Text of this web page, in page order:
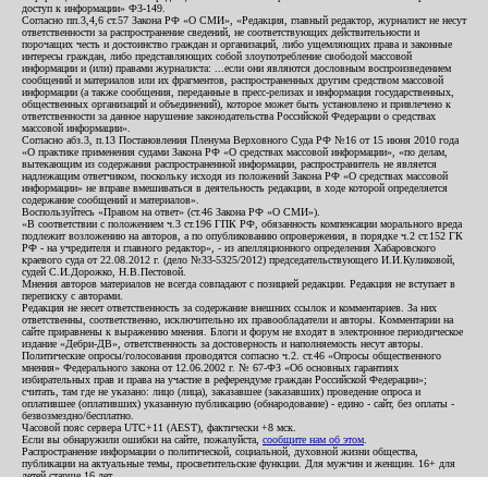
доступ к информации» ФЗ-149.
Согласно пп.3,4,6 ст.57 Закона РФ «О СМИ», «Редакция, главный редактор, журналист не несут
ответственности за распространение сведений, не соответствующих действительности и
порочащих честь и достоинство граждан и организаций, либо ущемляющих права и законные
интересы граждан, либо представляющих собой злоупотребление свободой массовой
информации и (или) правами журналиста: ...если они являются дословным воспроизведением
сообщений и материалов или их фрагментов, распространенных другим средством массовой
информации (а также сообщения, переданные в пресс-релизах и информация государственных,
общественных организаций и объединений), которое может быть установлено и привлечено к
ответственности за данное нарушение законодательства Российской Федерации о средствах
массовой информации».
Согласно абз.3, п.13 Постановления Пленума Верховного Суда РФ №16 от 15 июня 2010 года
«О практике применения судами Закона РФ «О средствах массовой информации», «по делам,
вытекающим из содержания распространенной информации, распространитель не является
надлежащим ответчиком, поскольку исходя из положений Закона РФ «О средствах массовой
информации» не вправе вмешиваться в деятельность редакции, в ходе которой определяется
содержание сообщений и материалов».
Воспользуйтесь «Правом на ответ» (ст.46 Закона РФ «О СМИ»).
«В соответствии с положением ч.3 ст.196 ГПК РФ, обязанность компенсации морального вреда
подлежит возложению на авторов, а по опубликованию опровержения, в порядке ч.2 ст.152 ГК
РФ - на учредителя и главного редактор», - из апелляционного определения Хабаровского
краевого суда от 22.08.2012 г. (дело №33-5325/2012) председательствующего И.И.Куликовой,
судей С.И.Дорожко, Н.В.Пестовой.
Мнения авторов материалов не всегда совпадают с позицией редакции. Редакция не вступает в
переписку с авторами.
Редакция не несет ответственность за содержание внешних ссылок и комментариев. За них
ответственны, соответственно, исключительно их правообладатели и авторы. Комментарии на
сайте приравнены к выражению мнения. Блоги и форум не входят в электронное периодическое
издание «Дебри-ДВ», ответственность за достоверность и наполняемость несут авторы.
Политические опросы/голосования проводятся согласно ч.2. ст.46 «Опросы общественного
мнения» Федерального закона от 12.06.2002 г. № 67-ФЗ «Об основных гарантиях
избирательных прав и права на участие в референдуме граждан Российской Федерации»;
считать, там где не указано: лицо (лица), заказавшее (заказавших) проведение опроса и
оплатившее (оплативших) указанную публикацию (обнародование) - едино - сайт, без оплаты -
безвозмездно/бесплатно.
Часовой пояс сервера UTC+11 (AEST), фактически +8 мск.
Если вы обнаружили ошибки на сайте, пожалуйста, сообщите нам об этом
Распространение информации о политической, социальной, духовной жизни общества,
публикации на актуальные темы, просветительские функции. Для мужчин и женщин. 16+ для